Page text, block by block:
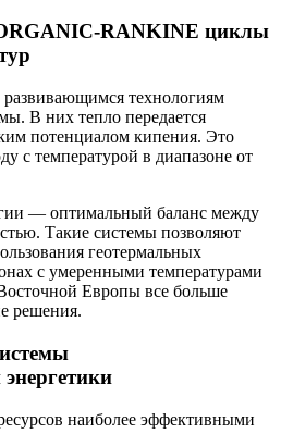
RANKINE циклы
технологиям
В них тепло передается
потенциалом кипения. Это
с температурой в диапазоне от
— оптимальный баланс между
Такие системы позволяют
геотермальных
с умеренными температурами
Европы все больше
решения.
наиболее эффективными